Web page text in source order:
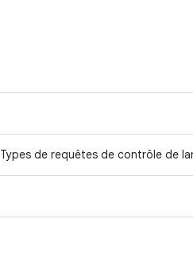
Types de requêtes de contrôle de